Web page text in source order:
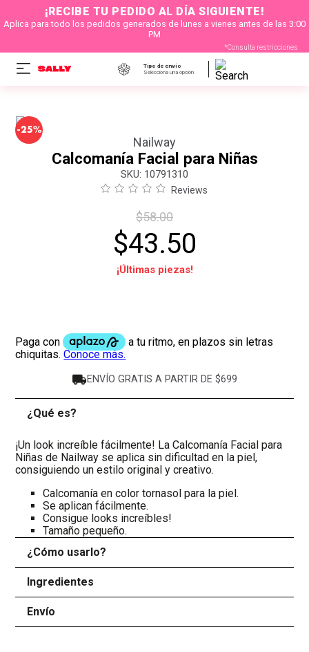
¡RECIBE TU PEDIDO AL DÍA SIGUIENTE!
Aplica para todo los pedidos generados de lunes a vienes antes de las 3:00
PM
*Consulta restricciones
Tipo de envío
Selecciona una opción
-25%
Nailway
Calcomanía Facial para Niñas
: 10791310
Reviews
$58.00
$43.50
¡Últimas piezas!
ENVÍO GRATIS A PARTIR DE $699
¿Qué es?
¡Un look increíble fácilmente! La Calcomanía Facial para
Niñas de Nailway se aplica sin dificultad en la piel,
consiguiendo un estilo original y creativo.
Calcomanía en color tornasol para la piel.
Se aplican fácilmente.
Consigue looks increíbles!
Tamaño pequeño.
¿Cómo usarlo?
Ingredientes
Envío